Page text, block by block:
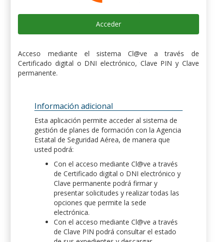
Acceder
Acceso mediante el sistema Cl@ve a través de
Certificado digital o DNI electrónico, Clave PIN y Clave
permanente.
Información adicional
Esta aplicación permite acceder al sistema de
gestión de planes de formación con la Agencia
Estatal de Seguridad Aérea, de manera que
usted podrá:
Con el acceso mediante Cl@ve a través
de Certificado digital o DNI electrónico y
Clave permanente podrá firmar y
presentar solicitudes y realizar todas las
opciones que permite la sede
electrónica.
Con el acceso mediante Cl@ve a través
de Clave PIN podrá consultar el estado